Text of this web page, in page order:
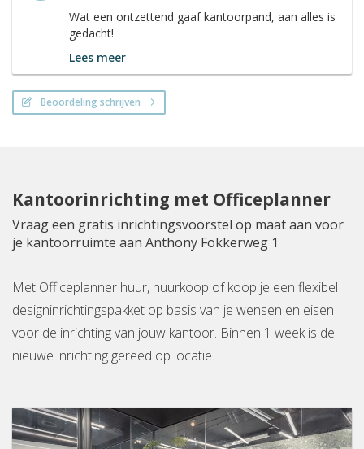
Wat een ontzettend gaaf kantoorpand, aan alles is
gedacht!
Lees meer
Beoordeling schrijven
Kantoorinrichting met Officeplanner
Vraag een gratis inrichtingsvoorstel op maat aan voor
je kantoorruimte aan Anthony Fokkerweg 1
Met Officeplanner huur, huurkoop of koop je een flexibel
designinrichtingspakket op basis van je wensen en eisen
voor de inrichting van jouw kantoor. Binnen 1 week is de
nieuwe inrichting gereed op locatie.